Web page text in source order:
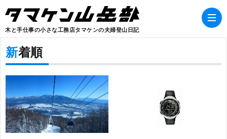
木と手仕事の小さな工務店タマケンの夫婦登山日記
新着順